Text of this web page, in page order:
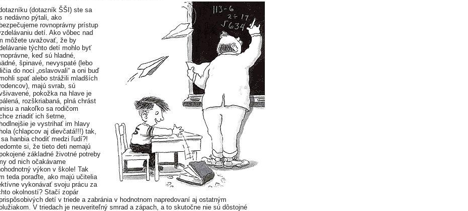
(dotazník ŠŠI) ste sa
nedávno pýtali, ako
rovnoprávny prístup
detí. Ako vôbec nad
môžete uvažovať, že by
týchto detí mohlo byť
keď sú hladné,
špinavé, nevyspaté (lebo
do noci „oslavovali“ a oni buď
spať alebo strážili mladších
majú svrab, sú
pokožka na hlave je
rozškriabaná, plná chrást
a nakoľko sa rodičom
zriadiť ich šetrne,
je vystrihať im hlavy
(chlapcov aj dievčatá!!!) tak,
hanbia chodiť medzi ľudí?!
si, že tieto deti nemajú
základné životné potreby
od nich očakávame
výkon v škole! Tak
teda poraďte, ako majú učitelia
vykonávať svoju prácu za
okolností? Stačí zopár
detí v triede a zabránia v hodnotnom napredovaní aj ostatným
V triedach je neuveriteľný smrad a zápach, a to skutočne nie sú dôstojné